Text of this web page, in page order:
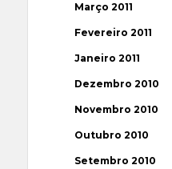
Março 2011
Fevereiro 2011
Janeiro 2011
Dezembro 2010
Novembro 2010
Outubro 2010
Setembro 2010